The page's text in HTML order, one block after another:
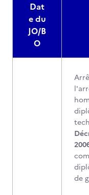
Dat
e du
JO/B
O
de